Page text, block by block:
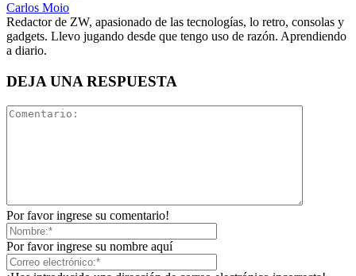
Carlos Moio
Redactor de ZW, apasionado de las tecnologías, lo retro, consolas y
gadgets. Llevo jugando desde que tengo uso de razón. Aprendiendo
a diario.
DEJA UNA RESPUESTA
Por favor ingrese su comentario!
Por favor ingrese su nombre aquí